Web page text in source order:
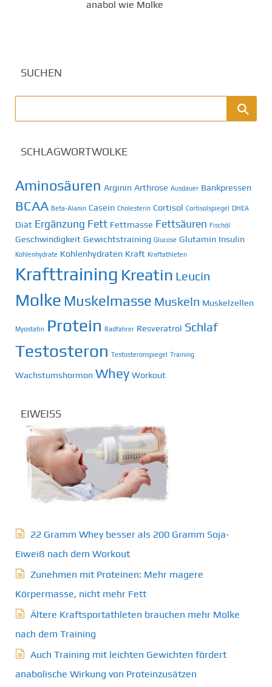
anabol wie Molke
SUCHEN
SCHLAGWORTWOLKE
Aminosäuren Arginin Arthrose Ausdauer Bankpressen
BCAA Beta-Alanin Casein Cholesterin Cortisol Cortisolspiegel DHEA
Diät Ergänzung Fett Fettmasse Fettsäuren Fischöl
Geschwindigkeit Gewichtstraining Glucose Glutamin Insulin
Kohlenhydrate Kohlenhydraten Kraft Kraftathleten
Krafttraining Kreatin Leucin
Molke Muskelmasse Muskeln Muskelzellen
Myostatin Protein Radfahrer Resveratrol Schlaf
Testosteron Testosteronspiegel Training
Wachstumshormon Whey Workout
EIWEISS
22 Gramm Whey besser als 200 Gramm Soja-
Eiweiß nach dem Workout
Zunehmen mit Proteinen: Mehr magere
Körpermasse, nicht mehr Fett
Ältere Kraftsportathleten brauchen mehr Molke
nach dem Training
Auch Training mit leichten Gewichten fördert
anabolische Wirkung von Proteinzusätzen